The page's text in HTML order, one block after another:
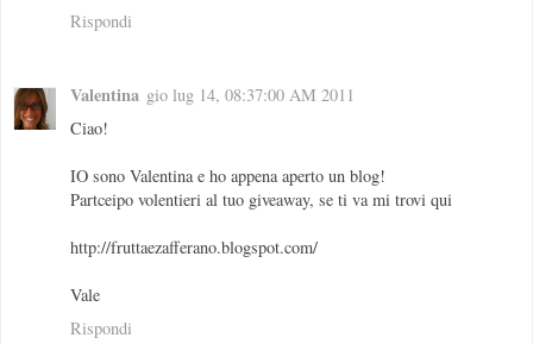
Rispondi
Valentina gio lug 14, 08:37:00 AM 2011
Ciao!
IO sono Valentina e ho appena aperto un blog!
Partceipo volentieri al tuo giveaway, se ti va mi trovi qui
http://fruttaezafferano.blogspot.com/
Vale
Rispondi